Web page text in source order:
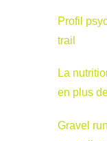
Profil
trail
La
en plus
Gravel